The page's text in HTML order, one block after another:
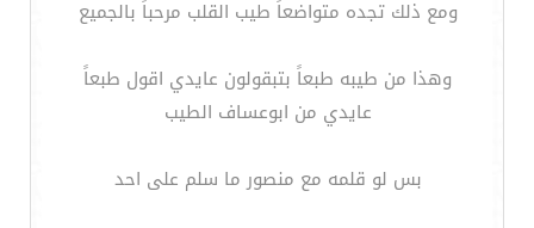
ومع ذلك تجده متواضعاً طيب القلب مرحباً بالجميع
وهذا من طيبه طبعاً بتبقولون عايدي اقول طبعاً
عايدي من ابوعساف الطيب
بس لو قلمه مع منصور ما سلم على احد